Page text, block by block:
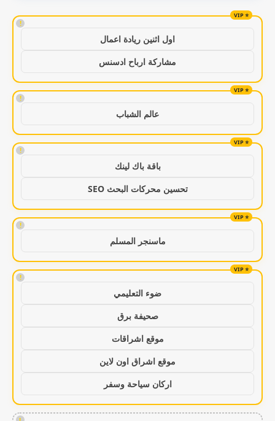
!
اول اثنين ريادة اعمال
مشاركة ارباح ادسنس
!
عالم الشباب
!
باقة باك لينك
تحسين محركات البحث SEO
!
ماسنجر المسلم
!
ضوء التعليمي
صحيفة برق
موقع اشراقات
موقع اشراق اون لاين
اركان سياحة وسفر